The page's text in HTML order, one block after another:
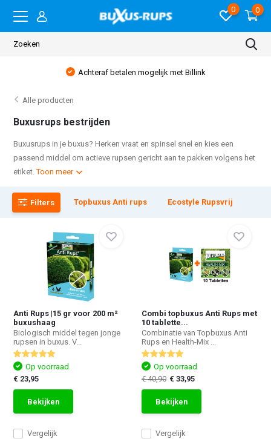
0 0
mogelijk met Billink
Alle producten
Buxusrups bestrijden
Buxusrups in je buxus? Herken vraat en spinsel snel en kies een
passend middel om actieve rupsen gericht aan te pakken volgens het
etiket.Toon meer
Filters Topbuxus Anti rups Ecostyle Rupsvrij
Anti Rups |15 gr voor 200 m²
buxushaag
Biologisch middel tegen jonge
rupsen in buxus. V...
Vergelijk
Op voorraad
€ 23,95
Bekijken
Combi topbuxus Anti Rups met
10 tablette...
Combinatie van Topbuxus Anti
Rups en Health-Mix ...
Vergelijk
Op voorraad
€ 40,90 € 33,95
Bekijken